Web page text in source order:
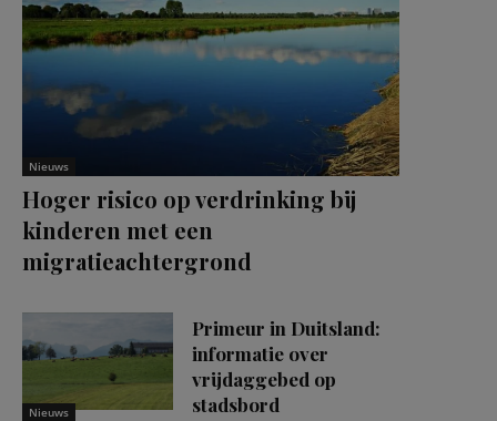
Nieuws
Hoger risico op verdrinking bij
kinderen met een
migratieachtergrond
Nieuws
Primeur in Duitsland:
informatie over
vrijdaggebed op
stadsbord